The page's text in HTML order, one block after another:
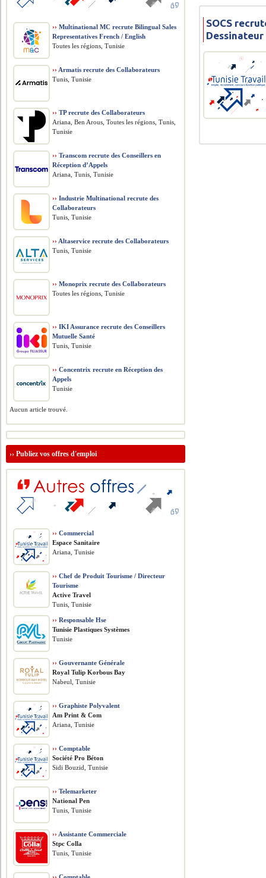
SOCS
Dessinateur
›› Multinational MC recrute Bilingual Sales
Representatives French / English
Toutes les régions, Tunisie
›› Armatis recrute des Collaborateurs
Tunis, Tunisie
›› TP recrute des Collaborateurs
Ariana, Ben Arous, Toutes les régions, Tunis,
Tunisie
›› Transcom recrute des Conseillers en
Réception d’Appels
Ariana, Tunis, Tunisie
›› Industrie Multinational recrute des
Collaborateurs
Tunis, Tunisie
›› Altaservice recrute des Collaborateurs
Tunis, Tunisie
›› Monoprix recrute des Collaborateurs
Toutes les régions, Tunisie
›› IKI Assurance recrute des Conseillers
Mutuelle Santé
Tunis, Tunisie
›› Concentrix recrute en Réception des
Appels
Tunisie
Aucun article trouvé.
››Publiez vos offres d'emploi
›› Commercial
Espace Sanitaire
Ariana, Tunisie
›› Chef de Produit Tourisme / Directeur
Tourisme
Active Travel
Tunis, Tunisie
›› Responsable Hse
Tunisie Plastiques Systèmes
Tunisie
›› Gouvernante Générale
Royal Tulip Korbous Bay
Nabeul, Tunisie
›› Graphiste Polyvalent
Am Print & Com
Ariana, Tunisie
›› Comptable
Société Pro Béton
Sidi Bouzid, Tunisie
›› Telemarketer
National Pen
Tunis, Tunisie
›› Assistante Commerciale
Stpc Colla
Tunis, Tunisie